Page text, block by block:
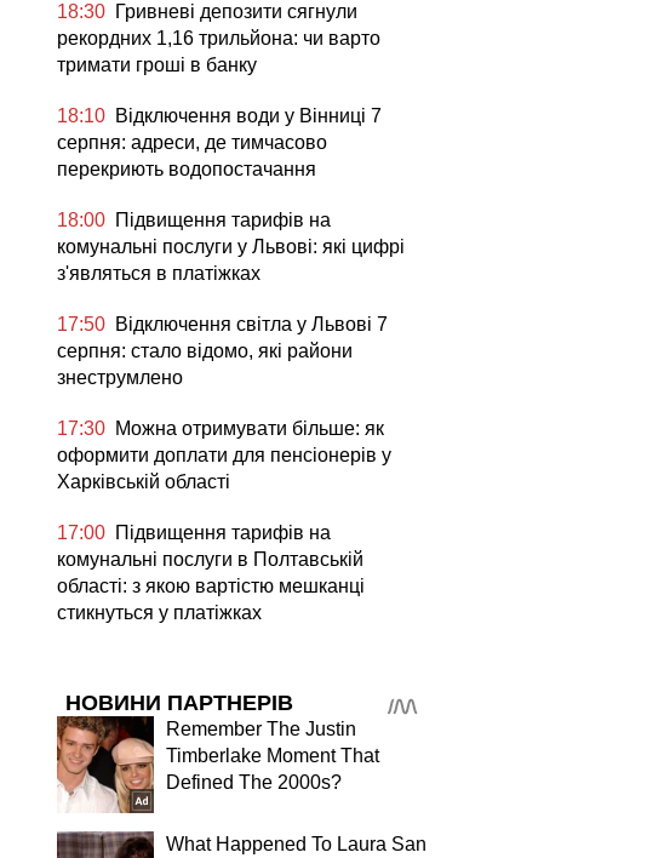
18:30 Гривневі депозити сягнули
рекордних 1,16 трильйона: чи варто
тримати гроші в банку
18:10 Відключення води у Вінниці 7
серпня: адреси, де тимчасово
перекриють водопостачання
18:00 Підвищення тарифів на
комунальні послуги у Львові: які цифрі
з'являться в платіжках
17:50 Відключення світла у Львові 7
серпня: стало відомо, які райони
знеструмлено
17:30 Можна отримувати більше: як
оформити доплати для пенсіонерів у
Харківській області
17:00 Підвищення тарифів на
комунальні послуги в Полтавській
області: з якою вартістю мешканці
стикнуться у платіжках
НОВИНИ ПАРТНЕРІВ
Remember The Justin
Timberlake Moment That
Defined The 2000s?
What Happened To Laura San